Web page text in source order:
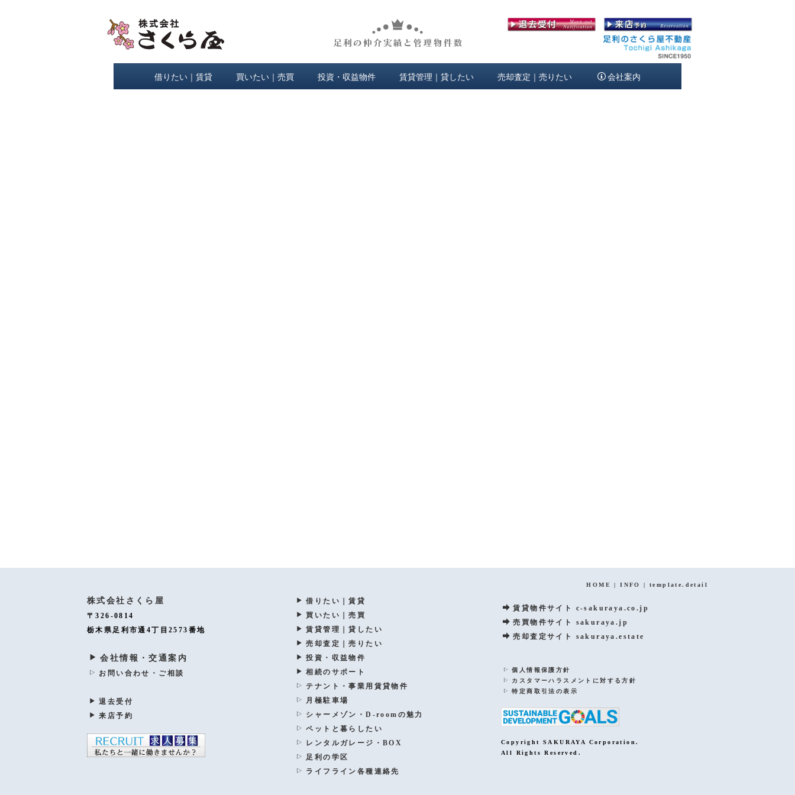
借りたい｜賃貸 買いたい｜売買 投資・収益物件 賃貸管理｜貸したい 売却査定｜売りたい 会社案内
株式会社さくら屋
〒326-0814
栃木県足利市通4丁目2573番地
会社情報・交通案内
お問い合わせ・ご相談
退去受付
来店予約
借りたい｜賃貸
買いたい｜売買
賃貸管理｜貸したい
売却査定｜売りたい
投資・収益物件
相続のサポート
テナント・事業用賃貸物件
月極駐車場
シャーメゾン・D-roomの魅力
ペットと暮らしたい
レンタルガレージ・BOX
足利の学区
ライフライン各種連絡先
HOME |INFO | template.detail
賃貸物件サイト c-sakuraya.co.jp
売買物件サイト sakuraya.jp
売却査定サイト sakuraya.estate
個人情報保護方針
カスタマーハラスメントに対する方針
特定商取引法の表示
Copyright SAKURAYA Corporation.
All Rights Reserved.